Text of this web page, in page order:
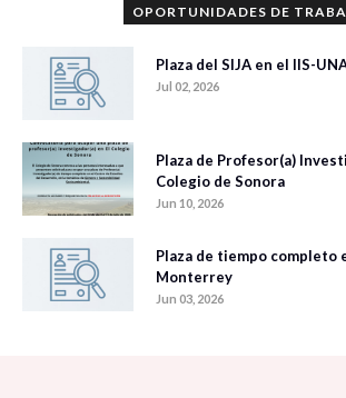
OPORTUNIDADES DE
Plaza del SIJA en el IIS-
Jul 02, 2026
Plaza de Profesor(a)
Colegio de Sonora
Jun 10, 2026
Plaza de tiempo completo
Monterrey
Jun 03, 2026